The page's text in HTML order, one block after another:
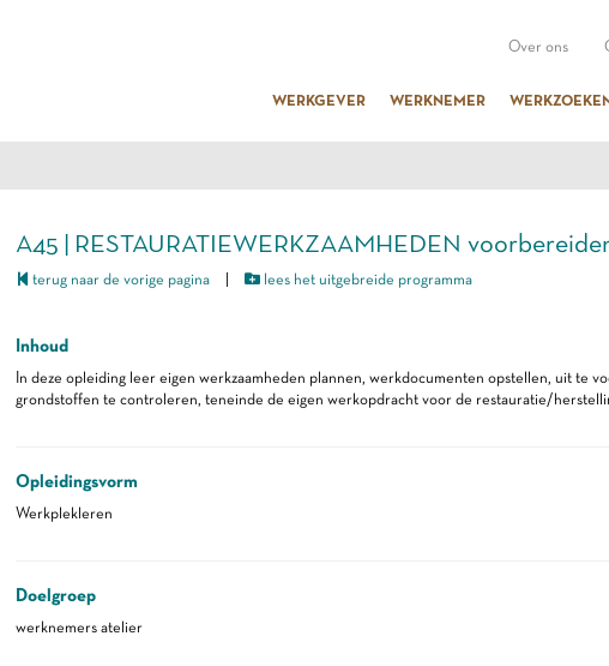
Over ons
WERKGEVER WERKNEMER
A45 | RESTAURATIEWERKZAAMHEDEN
terug naar de vorige pagina| lees het uitgebreide programma
Inhoud
In deze opleiding leer eigen werkzaamheden plannen, werkdocumenten opstellen, uit te
grondstoffen te controleren, teneinde de eigen werkopdracht voor de restauratie/
Opleidingsvorm
Werkplekleren
Doelgroep
werknemers atelier